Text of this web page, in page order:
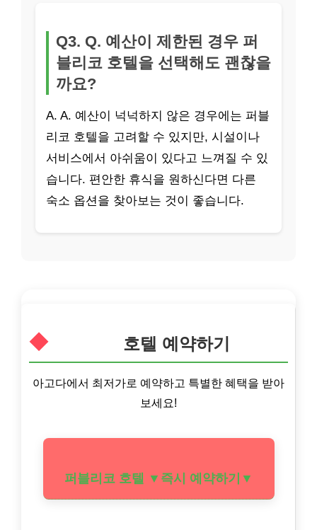
Q3. Q. 예산이 제한된 경우 퍼
블리코 호텔을 선택해도 괜찮을
까요?
A. A. 예산이 넉넉하지 않은 경우에는 퍼블
리코 호텔을 고려할 수 있지만, 시설이나
서비스에서 아쉬움이 있다고 느껴질 수 있
습니다. 편안한 휴식을 원하신다면 다른
숙소 옵션을 찾아보는 것이 좋습니다.
호텔 예약하기
아고다에서 최저가로 예약하고 특별한 혜택을 받아
보세요!
퍼블리코 호텔 ▼즉시 예약하기▼